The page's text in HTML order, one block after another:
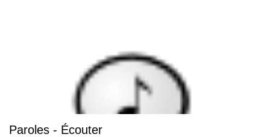
Paroles - Écouter